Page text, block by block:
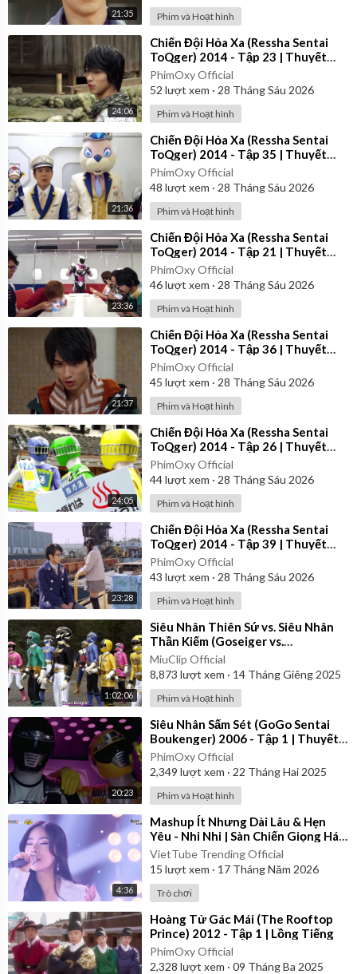
21:35 Phim và Hoạt hình
24:06
⁣Chiến Đội Hỏa Xa (Ressha Sentai
ToQger) 2014 - Tập 23 | Thuyết
Minh
PhimOxy Official
52 lượt xem · 28 Tháng Sáu 2026
Phim và Hoạt hình
21:36
⁣Chiến Đội Hỏa Xa (Ressha Sentai
ToQger) 2014 - Tập 35 | Thuyết
Minh
PhimOxy Official
48 lượt xem · 28 Tháng Sáu 2026
Phim và Hoạt hình
23:36
⁣Chiến Đội Hỏa Xa (Ressha Sentai
ToQger) 2014 - Tập 21 | Thuyết
Minh
PhimOxy Official
46lượt xem · 28 Tháng Sáu 2026
Phim và Hoạt hình
21:37
⁣Chiến Đội Hỏa Xa (Ressha Sentai
ToQger) 2014 - Tập 36 | Thuyết
Minh
PhimOxy Official
45 lượt xem · 28 Tháng Sáu 2026
Phim và Hoạt hình
24:05
⁣Chiến Đội Hỏa Xa (Ressha Sentai
ToQger) 2014 - Tập 26 | Thuyết
Minh
PhimOxy Official
44lượt xem · 28 Tháng Sáu 2026
Phim và Hoạt hình
23:28
⁣Chiến Đội Hỏa Xa (Ressha Sentai
ToQger) 2014 - Tập 39 | Thuyết
Minh
PhimOxy Official
43 lượt xem · 28 Tháng Sáu 2026
Phim và Hoạt hình
1:02:06
⁣Siêu Nhân Thiên Sứ vs. Siêu Nhân
Thần Kiếm (Goseiger vs.
Shinkenger) | Vietsub
MiuClip Official
8,873 lượt xem · 14 Tháng Giêng 2025
Phim và Hoạt hình
20:23
⁣Siêu Nhân Sấm Sét (GoGo Sentai
Boukenger) 2006 - Tập 1 | Thuyết
Minh
PhimOxy Official
2,349 lượt xem · 22 Tháng Hai 2025
Phim và Hoạt hình
4:36
⁣Mashup Ít Nhưng Dài Lâu & Hẹn
Yêu - Nhi Nhi | Sàn Chiến Giọng Hát
- Tập 8
VietTube Trending Official
15 lượt xem · 17 Tháng Năm 2026
Trò chơi
⁣Hoàng Tử Gác Mái (The Rooftop
Prince) 2012 - Tập 1 | Lồng Tiếng
PhimOxy Official
2,328 lượt xem · 09 Tháng Ba 2025